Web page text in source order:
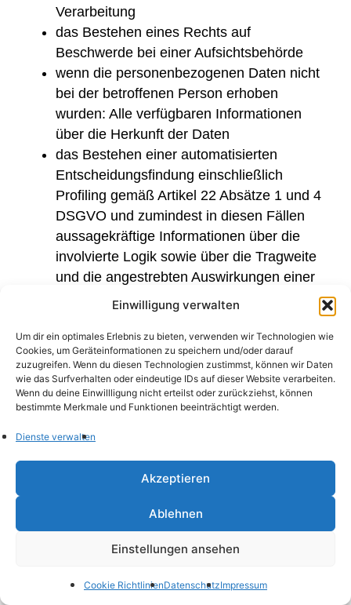
Einwilligung verwalten
Um dir ein optimales Erlebnis zu bieten, verwenden wir Technologien wie
Cookies, um Geräteinformationen zu speichern und/oder darauf
zuzugreifen. Wenn du diesen Technologien zustimmst, können wir Daten
wie das Surfverhalten oder eindeutige IDs auf dieser Website verarbeiten.
Wenn du deine Einwillligung nicht erteilst oder zurückziehst, können
bestimmte Merkmale und Funktionen beeinträchtigt werden.
Dienste verwalten
Akzeptieren
Ablehnen
Einstellungen ansehen
Cookie RichtlinienDatenschutzImpressum
Verarbeitung
das Bestehen eines Rechts auf
Beschwerde bei einer Aufsichtsbehörde
wenn die personenbezogenen Daten nicht
bei der betroffenen Person erhoben
wurden: Alle verfügbaren Informationen
über die Herkunft der Daten
das Bestehen einer automatisierten
Entscheidungsfindung einschließlich
Profiling gemäß Artikel 22 Absätze 1 und 4
DSGVO und zumindest in diesen Fällen
aussagekräftige Informationen über die
involvierte Logik sowie über die Tragweite
und die angestrebten Auswirkungen einer
solchen Verarbeitung für die betroffene
Darüber hinaus hat die betroffene Person
das Recht auf Auskunft darüber, ob
personenbezogene Daten in ein Drittland
oder an eine internationale Organisation
die betroffene Person auch das Recht,
Auskunft über die geeigneten Garantien im
Zusammenhang mit der Übermittlung zu
c) Recht auf Berichtigung
Jede Person, die von der Verarbeitung
Recht, die unverzügliche Berichtigung sie